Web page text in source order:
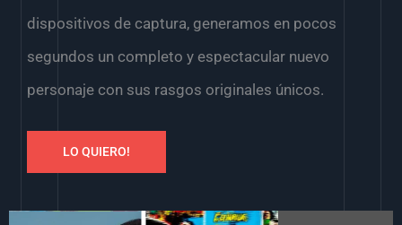
dispositivos de captura, generamos en pocos
segundos un completo y espectacular nuevo
personaje con sus rasgos originales únicos.
LO QUIERO!